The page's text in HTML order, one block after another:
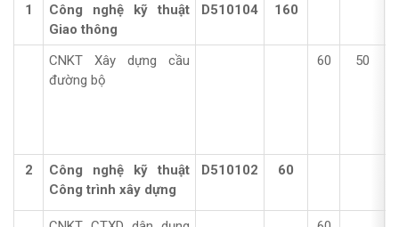
1
Công nghệ kỹ thuật
Giao thông
D510104 160
CNKT Xây dựng cầu
đường bộ
60 50
2
Công nghệ kỹ thuật
Công trình xây dựng
D510102 60